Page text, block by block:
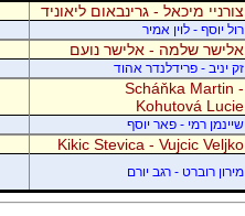
צורניי מיכאל - גרינבאום ליאוניד
רול יוסף - לוין אמיר
אלישר שלמה - אלישר נועם
זק יניב - פרידלנדר אהוד
Scháňka Martin -
Kohutová Lucie
שיינמן רמי - פאר יוסף
Kikic Stevica - Vujcic Veljko
מירון רוברט - רגב יורם